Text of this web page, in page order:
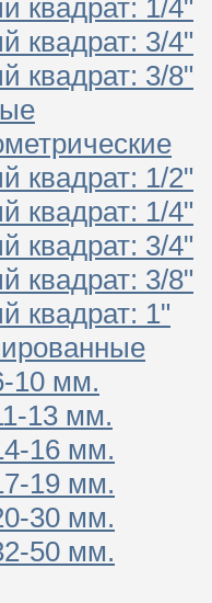
квадрат: 1/4"
квадрат: 3/4"
квадрат: 3/8"
квадрат: 1/2"
квадрат: 1/4"
квадрат: 3/4"
квадрат: 3/8"
квадрат: 1"
10 мм.
13 мм.
16 мм.
19 мм.
30 мм.
50 мм.